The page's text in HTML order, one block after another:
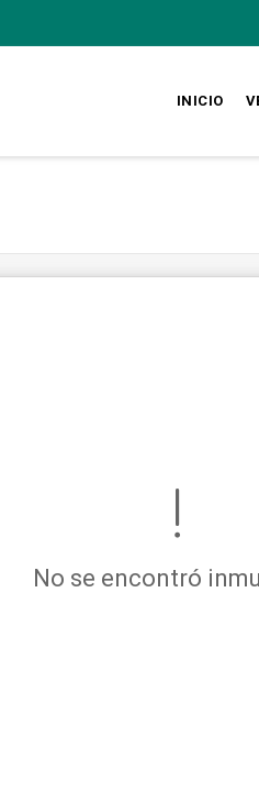
INICIO
No se encontró